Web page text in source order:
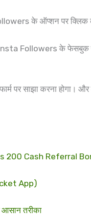
के ऑप्शन पर क्लिक
Followers के फेसबुक
पर साझा करना होगा।
200 Cash Referral
App)
तरीका